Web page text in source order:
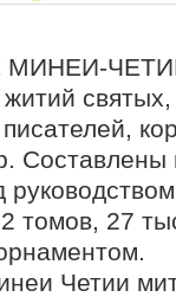
МИНЕИ-
житий
Составлены
томов, 27
Четии